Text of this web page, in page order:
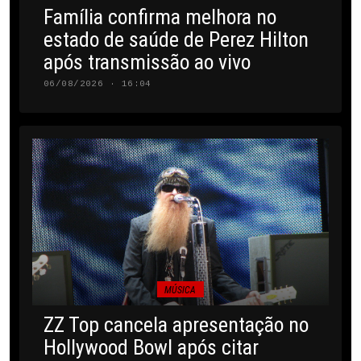
Família confirma melhora no
estado de saúde de Perez Hilton
após transmissão ao vivo
06/08/2026 · 16:04
MÚSICA
ZZ Top cancela apresentação no
Hollywood Bowl após citar